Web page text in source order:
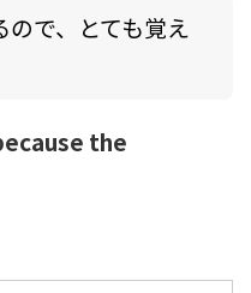
で、とても覚え
the